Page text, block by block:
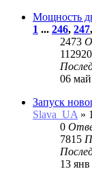
Мощность
1 ... 246, 247,
2473
06
Запуск
Slava_UA »
0
7815
13